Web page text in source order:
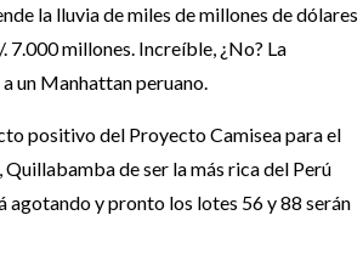
la lluvia de miles de millones de dólares
7.000 millones. Increíble, ¿No? La
un Manhattan peruano.
positivo del Proyecto Camisea para el
Quillabamba de ser la más rica del Perú
agotando y pronto los lotes 56 y 88 serán